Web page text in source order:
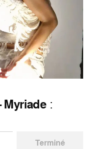
Myriade:
Terminé